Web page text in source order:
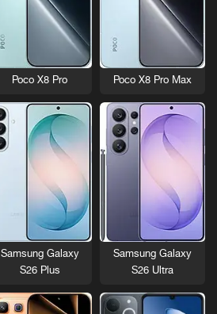
Poco X8 Pro Max
Poco X8 Pro
Samsung Galaxy
S26 Ultra
Samsung Galaxy
S26 Plus